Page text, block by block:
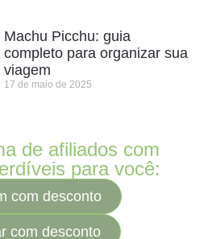
Machu Picchu: guia
completo para organizar sua
viagem
17 de maio de 2025
de afiliados com
para você:
com desconto
com desconto